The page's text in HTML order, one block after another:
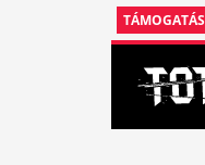
TÁMOGATÁS